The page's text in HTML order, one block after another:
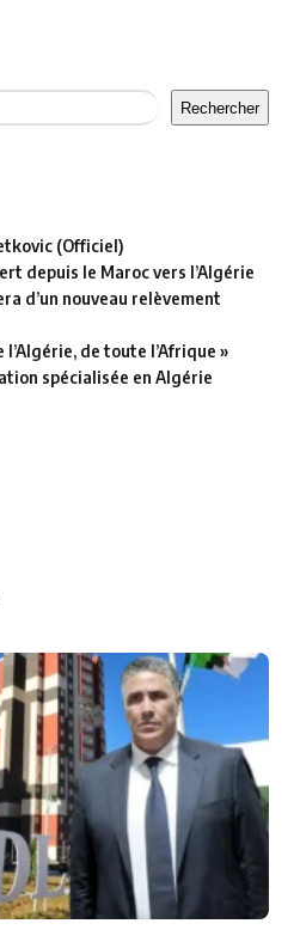
Rechercher
(Officiel)
depuis le Maroc vers l’Algérie
d’un nouveau relèvement
l’Algérie, de toute l’Afrique »
spécialisée en Algérie